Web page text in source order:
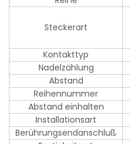
Steckerart
Kontakttyp
Nadelzählung
Abstand
Reihennummer
Abstand einhalten
Installationsart
Berührungsendanschluß